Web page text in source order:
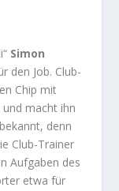
Simon
den Job. Club-
Chip mit
macht ihn
denn
Club-Trainer
Aufgaben des
etwa für